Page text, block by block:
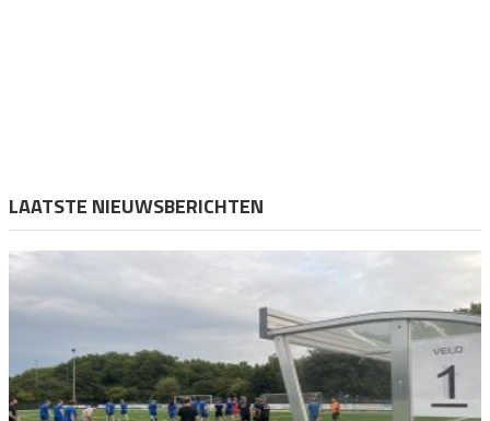
LAATSTE NIEUWSBERICHTEN